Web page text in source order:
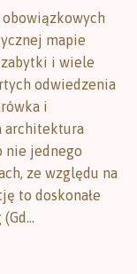
mapie
zabytki i wiele
odwiedzenia
i
architektura
nie jednego
ze względu na
to doskonałe